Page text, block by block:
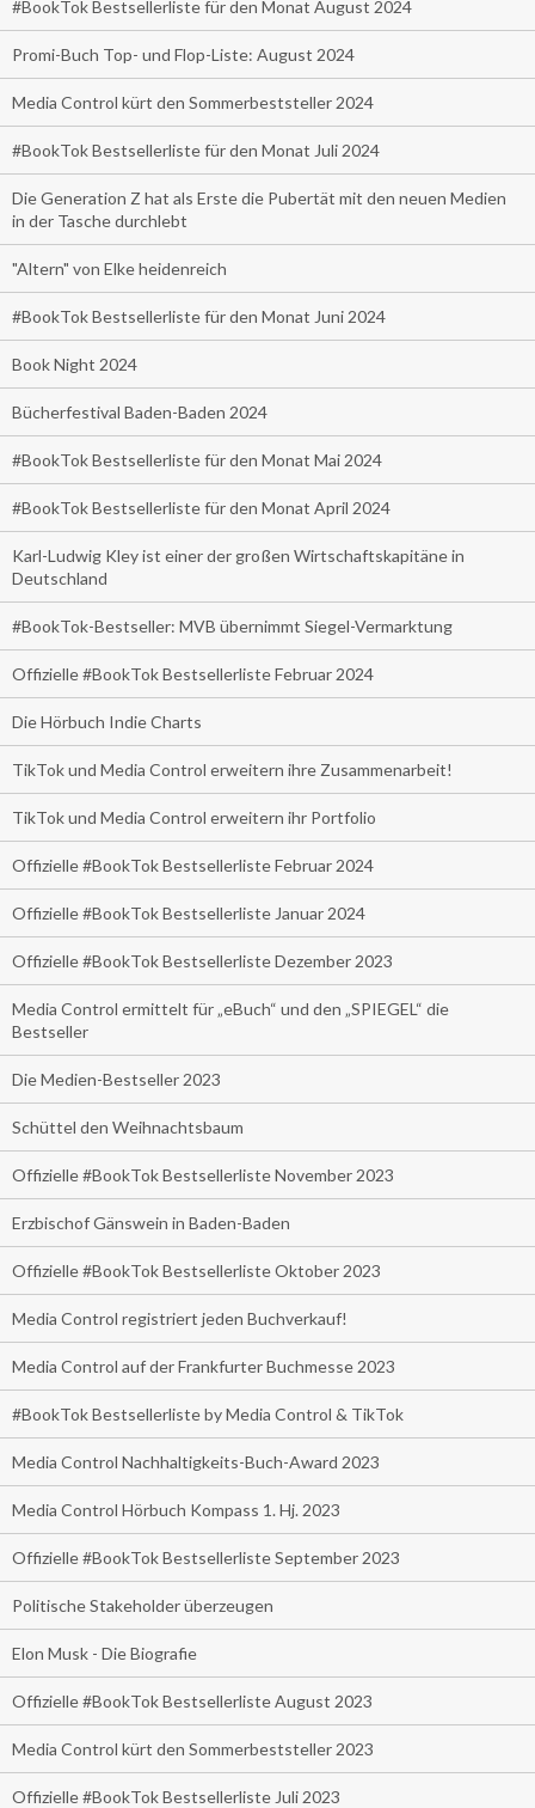
#BookTok Bestsellerliste für den Monat August 2024
Promi-Buch Top- und Flop-Liste: August 2024
Media Control kürt den Sommerbeststeller 2024
#BookTok Bestsellerliste für den Monat Juli 2024
Die Generation Z hat als Erste die Pubertät mit den neuen Medien
in der Tasche durchlebt
"Altern" von Elke heidenreich
#BookTok Bestsellerliste für den Monat Juni 2024
Book Night 2024
Bücherfestival Baden-Baden 2024
#BookTok Bestsellerliste für den Monat Mai 2024
#BookTok Bestsellerliste für den Monat April 2024
Karl-Ludwig Kley ist einer der großen Wirtschaftskapitäne in
Deutschland
#BookTok-Bestseller: MVB übernimmt Siegel-Vermarktung
Offizielle #BookTok Bestsellerliste Februar 2024
Die Hörbuch Indie Charts
TikTok und Media Control erweitern ihre Zusammenarbeit!
TikTok und Media Control erweitern ihr Portfolio
Offizielle #BookTok Bestsellerliste Februar 2024
Offizielle #BookTok Bestsellerliste Januar 2024
Offizielle #BookTok Bestsellerliste Dezember 2023
Media Control ermittelt für „eBuch“ und den „SPIEGEL“ die
Bestseller
Die Medien-Bestseller 2023
Schüttel den Weihnachtsbaum
Offizielle #BookTok Bestsellerliste November 2023
Erzbischof Gänswein in Baden-Baden
Offizielle #BookTok Bestsellerliste Oktober 2023
Media Control registriert jeden Buchverkauf!
Media Control auf der Frankfurter Buchmesse 2023
#BookTok Bestsellerliste by Media Control & TikTok
Media Control Nachhaltigkeits-Buch-Award 2023
Media Control Hörbuch Kompass 1. Hj. 2023
Offizielle #BookTok Bestsellerliste September 2023
Politische Stakeholder überzeugen
Elon Musk - Die Biografie
Offizielle #BookTok Bestsellerliste August 2023
Media Control kürt den Sommerbeststeller 2023
Offizielle #BookTok Bestsellerliste Juli 2023